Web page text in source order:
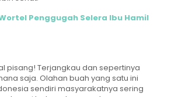
Penggugah Selera Ibu Hamil
pisang! Terjangkau dan sepertinya
saja. Olahan buah yang satu ini
sendiri masyarakatnya sering